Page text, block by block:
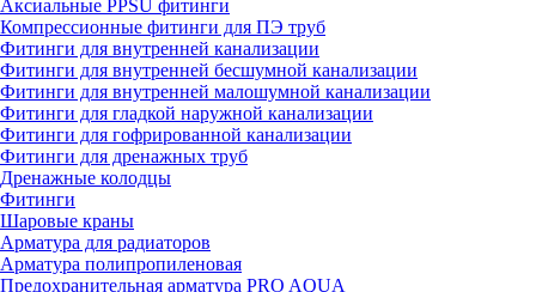
Аксиальные PPSU фитинги
Компрессионные фитинги для ПЭ труб
Фитинги для внутренней канализации
Фитинги для внутренней бесшумной канализации
Фитинги для внутренней малошумной канализации
Фитинги для гладкой наружной канализации
Фитинги для гофрированной канализации
Фитинги для дренажных труб
Дренажные колодцы
Фитинги
Шаровые краны
Арматура для радиаторов
Арматура полипропиленовая
Предохранительная арматура PRO AQUA